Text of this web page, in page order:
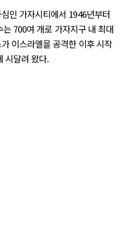
인 가자시티에서 1946년부터
700여 개로 가자지구 내 최대
이스라엘을 공격한 이후 시작
시달려 왔다.